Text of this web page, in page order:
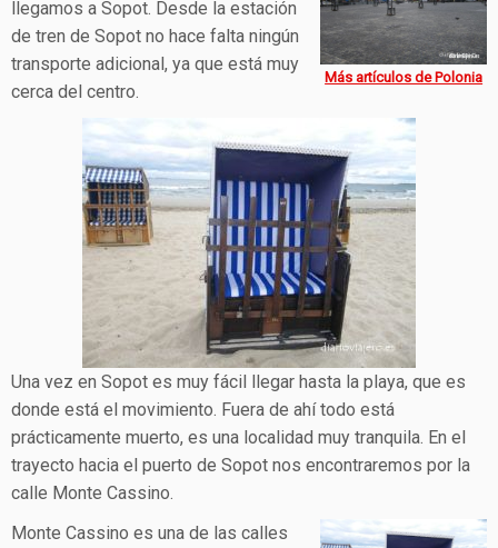
Más artículos de Polonia
llegamos a Sopot. Desde la estación
de tren de Sopot no hace falta ningún
transporte adicional, ya que está muy
cerca del centro.
Una vez en Sopot es muy fácil llegar hasta la playa, que es
donde está el movimiento. Fuera de ahí todo está
prácticamente muerto, es una localidad muy tranquila. En el
trayecto hacia el puerto de Sopot nos encontraremos por la
calle Monte Cassino.
Monte Cassino es una de las calles